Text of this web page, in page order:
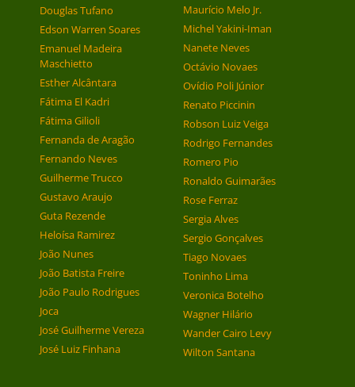
Douglas Tufano
Edson Warren Soares
Emanuel Madeira
Maschietto
Esther Alcântara
Fátima El Kadri
Fátima Gilioli
Fernanda de Aragão
Fernando Neves
Guilherme Trucco
Gustavo Araujo
Guta Rezende
Heloísa Ramirez
João Nunes
João Batista Freire
João Paulo Rodrigues
Joca
José Guilherme Vereza
José Luiz Finhana
Maurício Melo Jr.
Michel Yakini-Iman
Nanete Neves
Octávio Novaes
Ovídio Poli Júnior
Renato Piccinin
Robson Luiz Veiga
Rodrigo Fernandes
Romero Pio
Ronaldo Guimarães
Rose Ferraz
Sergia Alves
Sergio Gonçalves
Tiago Novaes
Toninho Lima
Veronica Botelho
Wagner Hilário
Wander Cairo Levy
Wilton Santana